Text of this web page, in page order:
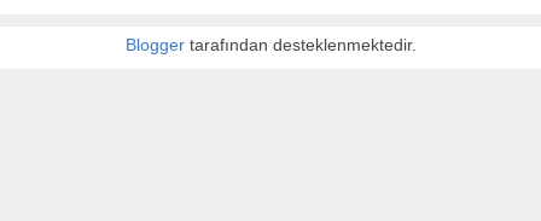
Bloggertarafından desteklenmektedir.